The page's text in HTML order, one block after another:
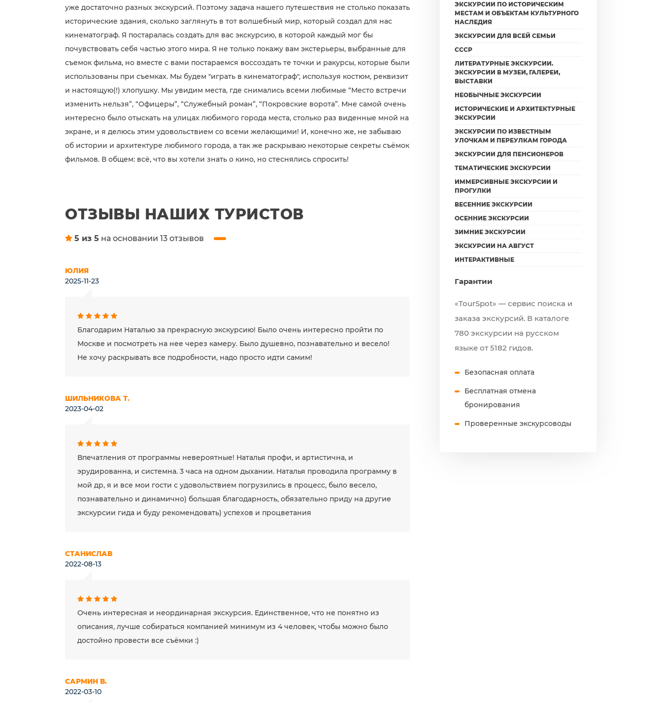
уже достаточно разных экскурсий. Поэтому задача нашего путешествия не столько показать
исторические здания, сколько заглянуть в тот волшебный мир, который создал для нас
кинематограф. Я постаралась создать для вас экскурсию, в которой каждый мог бы
почувствовать себя частью этого мира. Я не только покажу вам экстерьеры, выбранные для
съемок фильма, но вместе с вами постараемся воссоздать те точки и ракурсы, которые были
использованы при съемках. Мы будем "играть в кинематограф", используя костюм, реквизит
и настоящую(!) хлопушку. Мы увидим места, где снимались всеми любимые “Место встречи
изменить нельзя”, “Офицеры”, “Служебный роман”, “Покровские ворота”. Мне самой очень
интересно было отыскать на улицах любимого города места, столько раз виденные мной на
экране, и я делюсь этим удовольствием со всеми желающими! И, конечно же, не забываю
об истории и архитектуре любимого города, а так же раскрываю некоторые секреты съёмок
фильмов. В общем: всё, что вы хотели знать о кино, но стеснялись спросить!
ОТЗЫВЫ НАШИХ ТУРИСТОВ
5 из 5 на основании 13 отзывов
ЮЛИЯ
2025-11-23
Благодарим Наталью за прекрасную экскурсию! Было очень интересно пройти по
Москве и посмотреть на нее через камеру. Было душевно, познавательно и весело!
Не хочу раскрывать все подробности, надо просто идти самим!
ШИЛЬНИКОВА Т.
2023-04-02
Впечатления от программы невероятные! Наталья профи, и артистична, и
эрудированна, и системна. 3 часа на одном дыхании. Наталья проводила программу в
мой др, я и все мои гости с удовольствием погрузились в процесс, было весело,
познавательно и динамично) большая благодарность, обязательно приду на другие
экскурсии гида и буду рекомендовать) успехов и процветания
СТАНИСЛАВ
2022-08-13
Очень интересная и неординарная экскурсия. Единственное, что не понятно из
описания, лучше собираться компанией минимум из 4 человек, чтобы можно было
достойно провести все съёмки :)
САРМИН В.
2022-03-10
ЭКСКУРСИИ ПО ИСТОРИЧЕСКИМ
МЕСТАМ И ОБЪЕКТАМ КУЛЬТУРНОГО
НАСЛЕДИЯ
ЭКСКУРСИИ ДЛЯ ВСЕЙ СЕМЬИ
СССР
ЛИТЕРАТУРНЫЕ ЭКСКУРСИИ.
ЭКСКУРСИИ В МУЗЕИ, ГАЛЕРЕИ,
ВЫСТАВКИ
НЕОБЫЧНЫЕ ЭКСКУРСИИ
ИСТОРИЧЕСКИЕ И АРХИТЕКТУРНЫЕ
ЭКСКУРСИИ
ЭКСКУРСИИ ПО ИЗВЕСТНЫМ
УЛОЧКАМ И ПЕРЕУЛКАМ ГОРОДА
ЭКСКУРСИИ ДЛЯ ПЕНСИОНЕРОВ
ТЕМАТИЧЕСКИЕ ЭКСКУРСИИ
ИММЕРСИВНЫЕ ЭКСКУРСИИ И
ПРОГУЛКИ
ВЕСЕННИЕ ЭКСКУРСИИ
ОСЕННИЕ ЭКСКУРСИИ
ЗИМНИЕ ЭКСКУРСИИ
ЭКСКУРСИИ НА АВГУСТ
ИНТЕРАКТИВНЫЕ
Гарантии
«TourSpot» — сервис поиска и
заказа экскурсий. В каталоге
780 экскурсии на русском
языке от 5182 гидов.
Безопасная оплата
Бесплатная отмена
бронирования
Проверенные экскурсоводы